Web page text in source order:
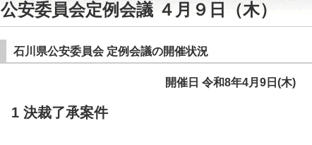
公安委員会定例会議 ４月９日（木）
石川県公安委員会 定例会議の開催状況
開催日 令和8年4月9日(木)
1 決裁了承案件